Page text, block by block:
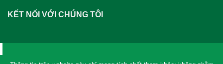
KẾT NỐI VỚI CHÚNG TÔI